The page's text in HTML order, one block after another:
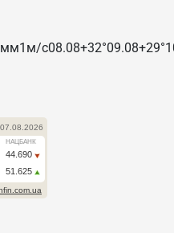
мм1 м/c08.08+32°09.08+29°